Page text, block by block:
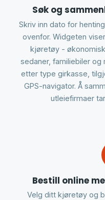
Søk og
Skriv inn dato for
ovenfor. Widgeten
kjøretøy -
sedaner, familiebiler og
etter type girkasse,
GPS-navigator. Å
utleiefirmaer
Bestill online
Velg ditt kjøretøy og